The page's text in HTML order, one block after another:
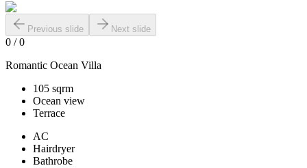
Previous slide Next slide
0 /0
Romantic Ocean Villa
105 sqrm
Ocean view
Terrace
AC
Hairdryer
Bathrobe